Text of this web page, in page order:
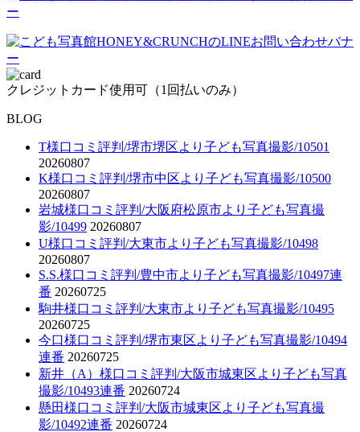
クレジットカード使用可（1回払いのみ）
BLOG
T様口コミ評判/堺市堺区より子ども写真撮影/10501
20260807
K様口コミ評判/堺市中区より子ども写真撮影/10500
20260807
岩城様口コミ評判/大阪府松原市より子ども写真撮
影/10499 20260807
U様口コミ評判/大東市より子ども写真撮影/10498
20260807
S.S.様口コミ評判/豊中市より子ども写真撮影/10497連
番 20260725
駒井様口コミ評判/大東市より子ども写真撮影/10495
20260725
今口様口コミ評判/堺市東区より子ども写真撮影/10494
連番 20260725
新井（A）様口コミ評判/大阪市城東区より子ども写真
撮影/10493連番 20260724
懸田様口コミ評判/大阪市城東区より子ども写真撮
影/10492連番 20260724